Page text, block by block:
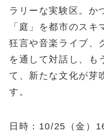
ラリーな実験区。か
「庭」を都市のス
狂言や音楽ライブ、
を通して対話し、も
て、新たな文化が芽
す。
日時：10/25（金）